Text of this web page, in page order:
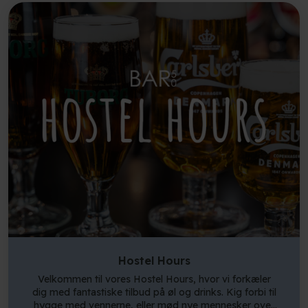
Hostel Hours
Velkommen til vores Hostel Hours, hvor vi forkæler
dig med fantastiske tilbud på øl og drinks. Kig forbi til
hygge med vennerne, eller mød nye mennesker over